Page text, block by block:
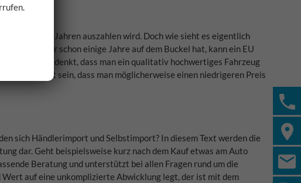
einigen Jahren auszahlen wird. Doch wie sieht es eigentlich
der schon einige Jahre auf dem Buckel hat, kann ein EU
man bedenkt, dass man ein qualitativ hochwertiges Fahrzeug
bewusst sein, dass man möglicherweise einen niedrigeren Preis
sich Händlerimport und Selbstimport? In diesem Text werden die
dar. Geht beispielsweise kurz nach dem Kauf etwas am Auto
Beratung und unterstützt bei allen Fragen rund um die
auf eine unkomplizierte Abwicklung legt, der ist mit dem